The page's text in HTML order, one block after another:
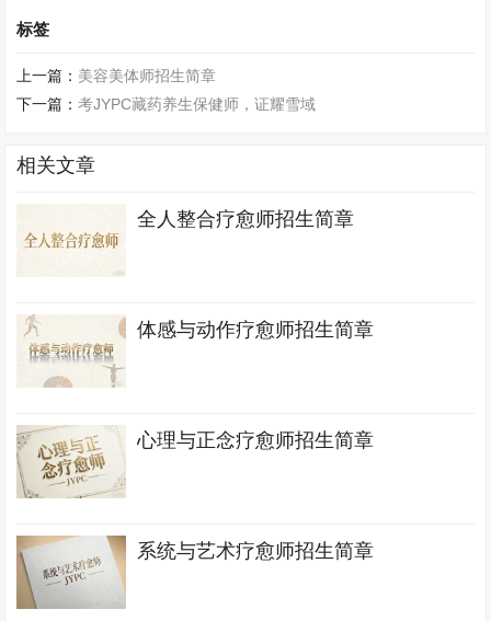
标签
上一篇： 美容美体师招生简章
下一篇：考JYPC藏药养生保健师，证耀雪域
相关文章
全人整合疗愈师招生简章
体感与动作疗愈师招生简章
心理与正念疗愈师招生简章
系统与艺术疗愈师招生简章